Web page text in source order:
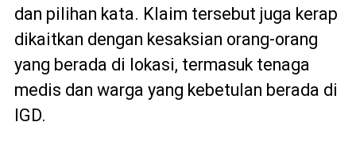
dan pilihan kata. Klaim tersebut juga kerap
dikaitkan dengan kesaksian orang-orang
yang berada di lokasi, termasuk tenaga
medis dan warga yang kebetulan berada di
IGD.